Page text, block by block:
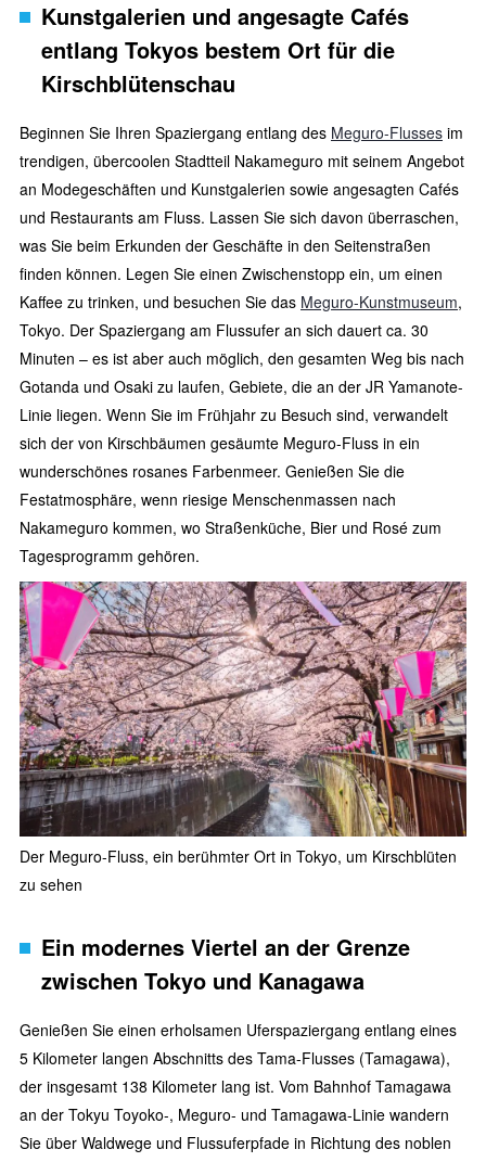
Kunstgalerien und angesagte Cafés
entlang Tokyos bestem Ort für die
Kirschblütenschau
Beginnen Sie Ihren Spaziergang entlang des Meguro-Flusses im
trendigen, übercoolen Stadtteil Nakameguro mit seinem Angebot
an Modegeschäften und Kunstgalerien sowie angesagten Cafés
und Restaurants am Fluss. Lassen Sie sich davon überraschen,
was Sie beim Erkunden der Geschäfte in den Seitenstraßen
finden können. Legen Sie einen Zwischenstopp ein, um einen
Kaffee zu trinken, und besuchen Sie das Meguro-Kunstmuseum,
Tokyo. Der Spaziergang am Flussufer an sich dauert ca. 30
Minuten – es ist aber auch möglich, den gesamten Weg bis nach
Gotanda und Osaki zu laufen, Gebiete, die an der JR Yamanote-
Linie liegen. Wenn Sie im Frühjahr zu Besuch sind, verwandelt
sich der von Kirschbäumen gesäumte Meguro-Fluss in ein
wunderschönes rosanes Farbenmeer. Genießen Sie die
Festatmosphäre, wenn riesige Menschenmassen nach
Nakameguro kommen, wo Straßenküche, Bier und Rosé zum
Tagesprogramm gehören.
Der Meguro-Fluss, ein berühmter Ort in Tokyo, um Kirschblüten
zu sehen
Ein modernes Viertel an der Grenze
zwischen Tokyo und Kanagawa
Genießen Sie einen erholsamen Uferspaziergang entlang eines
5 Kilometer langen Abschnitts des Tama-Flusses (Tamagawa),
der insgesamt 138 Kilometer lang ist. Vom Bahnhof Tamagawa
an der Tokyu Toyoko-, Meguro- und Tamagawa-Linie wandern
Sie über Waldwege und Flussuferpfade in Richtung des noblen